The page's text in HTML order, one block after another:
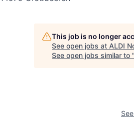
This job is no longer
See open jobs at ALDI
See open jobs similar to "